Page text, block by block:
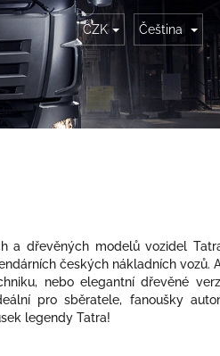
CZK Čeština
a dřevěných modelů vozidel
českých nákladních vozů.
nebo elegantní dřevěné
pro sběratele, fanoušky
legendy Tatra!